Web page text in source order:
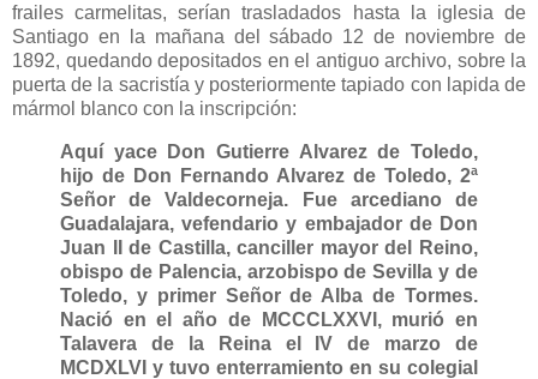
frailes carmelitas, serían trasladados hasta la iglesia de
Santiago en la mañana del sábado 12 de noviembre de
1892, quedando depositados en el antiguo archivo, sobre la
puerta de la sacristía y posteriormente tapiado con lapida de
mármol blanco con la inscripción:
Aquí yace Don Gutierre Alvarez de Toledo,
hijo de Don Fernando Alvarez de Toledo, 2ª
Señor de Valdecorneja. Fue arcediano de
Guadalajara, vefendario y embajador de Don
Juan II de Castilla, canciller mayor del Reino,
obispo de Palencia, arzobispo de Sevilla y de
Toledo, y primer Señor de Alba de Tormes.
Nació en el año de MCCCLXXVI, murió en
Talavera de la Reina el IV de marzo de
MCDXLVI y tuvo enterramiento en su colegial